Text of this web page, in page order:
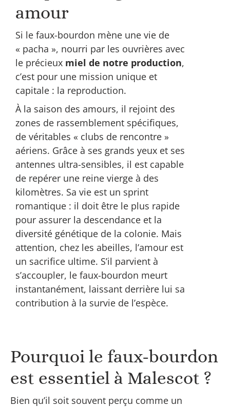
amour
Si le faux-bourdon mène une vie de
« pacha », nourri par les ouvrières avec
le précieux miel de notre production,
c’est pour une mission unique et
capitale : la reproduction.
À la saison des amours, il rejoint des
zones de rassemblement spécifiques,
de véritables « clubs de rencontre »
aériens. Grâce à ses grands yeux et ses
antennes ultra-sensibles, il est capable
de repérer une reine vierge à des
kilomètres. Sa vie est un sprint
romantique : il doit être le plus rapide
pour assurer la descendance et la
diversité génétique de la colonie. Mais
attention, chez les abeilles, l’amour est
un sacrifice ultime. S’il parvient à
s’accoupler, le faux-bourdon meurt
instantanément, laissant derrière lui sa
contribution à la survie de l’espèce.
Pourquoi le faux-bourdon
est essentiel à Malescot ?
Bien qu’il soit souvent perçu comme un